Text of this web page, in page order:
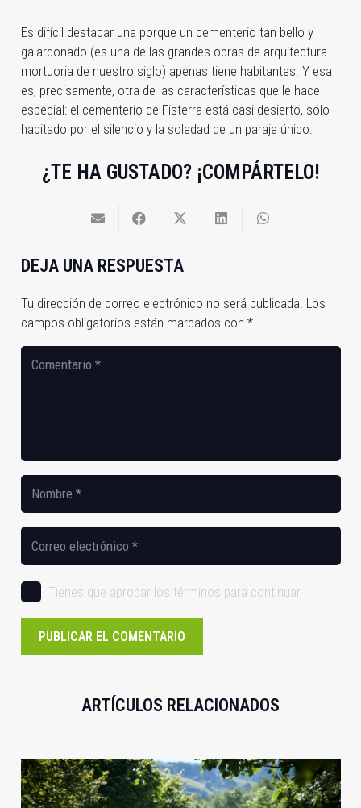
Es difícil destacar una porque un cementerio tan bello y
galardonado (es una de las grandes obras de arquitectura
mortuoria de nuestro siglo) apenas tiene habitantes. Y esa
es, precisamente, otra de las características que le hace
especial: el cementerio de Fisterra está casi desierto, sólo
habitado por el silencio y la soledad de un paraje único.
¿TE HA GUSTADO? ¡COMPÁRTELO!
DEJA UNA RESPUESTA
Tu dirección de correo electrónico no será publicada. Los
campos obligatorios están marcados con *
Tienes que aprobar los términos para continuar
PUBLICAR EL COMENTARIO
ARTÍCULOS RELACIONADOS